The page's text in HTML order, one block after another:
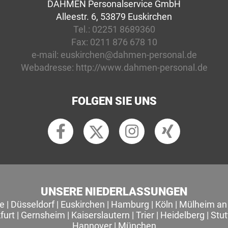
DAHMEN Personalservice GmbH
Alleestr. 6, 53879 Euskirchen
Tel.: 02251 8689360
Fax: 0211 876 678 10
e-mail: euskirchen@dahmen-personal.de
Webadresse: http://www.dahmen-personal.de
FOLGEN SIE UNS
UNSERE NIEDERLASSUNGEN
| Düsseldorf| Euskirchen | Hamburg | Köln | Mülheim
| Gernsheim | Kaiserslautern | Trier| Heidelberg |
Hannover| München